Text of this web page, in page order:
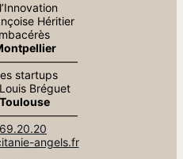
Héritier
startups
Bréguet
Toulouse
angels.fr